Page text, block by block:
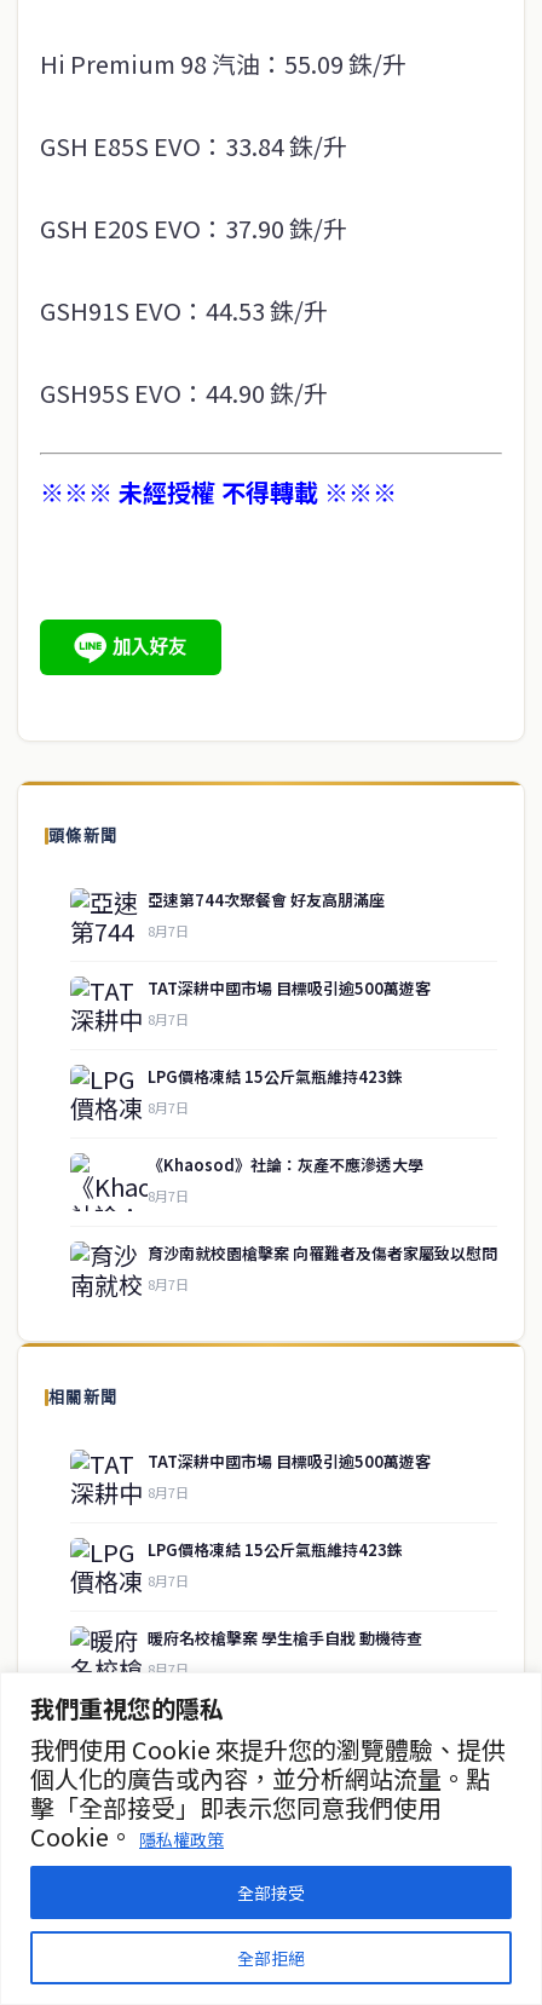
我們重視您的隱私
我們使用 Cookie 來提升您的瀏覽體驗、提供
個人化的廣告或內容，並分析網站流量。點
擊「全部接受」即表示您同意我們使用
Cookie。
隱私權政策
全部拒絕
全部接受
Hi Premium 98 汽油：55.09 銖/升
GSH E85S EVO：33.84 銖/升
GSH E20S EVO：37.90 銖/升
GSH91S EVO：44.53 銖/升
GSH95S EVO：44.90 銖/升
※※※ 未經授權 不得轉載 ※※※
頭條新聞
亞速第744次聚餐會 好友高朋滿座
8月7日
TAT深耕中國市場 目標吸引逾500萬遊客
8月7日
LPG價格凍結 15公斤氣瓶維持423銖
8月7日
《Khaosod》社論：灰產不應滲透大學
8月7日
育沙南就校園槍擊案 向罹難者及傷者家屬致以慰問
8月7日
相關新聞
TAT深耕中國市場 目標吸引逾500萬遊客
8月7日
LPG價格凍結 15公斤氣瓶維持423銖
8月7日
暖府名校槍擊案 學生槍手自戕 動機待查
8月7日
暖武里名校發生槍擊案 2死15傷
8月7日
泰緬商務論壇2026 目標120億美元
8月7日
關於我們
泰國中文新聞（TCN）是一家總部設於曼谷的中文新聞媒體，致力於
供即時、客觀、多元的中文新聞內容。
房地產
聯絡資訊
歡迎來信洽詢合作事宜
或提供新聞線索
service@thaichinesenews.com
© 2026 泰國中文新聞 TCN — All Rights Reserved
THAI CHINESE NEWS
service@thaichinesenews.com